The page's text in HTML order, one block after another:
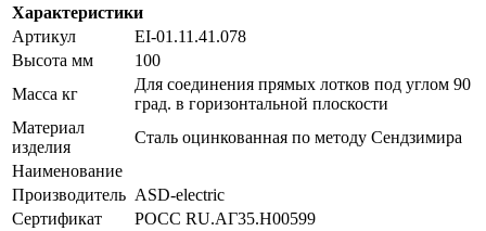
Характеристики
Артикул
EI-01.11.41.078
Высота мм
100
Масса кг
Для соединения прямых лотков под углом 90
град. в горизонтальной плоскости
Материал
изделия
Сталь оцинкованная по методу Сендзимира
Наименование
Производитель ASD-electric
Сертификат
POCC RU.АГ35.H00599